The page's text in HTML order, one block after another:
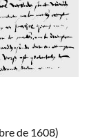
de 1608)